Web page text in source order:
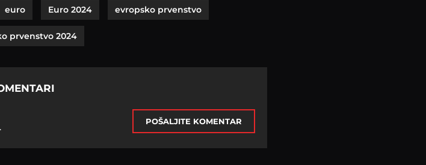
euro Euro 2024 evropsko prvenstvo
prvenstvo 2024
POŠALJITE KOMENTAR